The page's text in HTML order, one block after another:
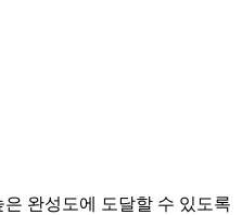
완성도에 도달할 수 있도록